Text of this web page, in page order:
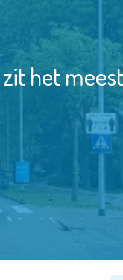
het